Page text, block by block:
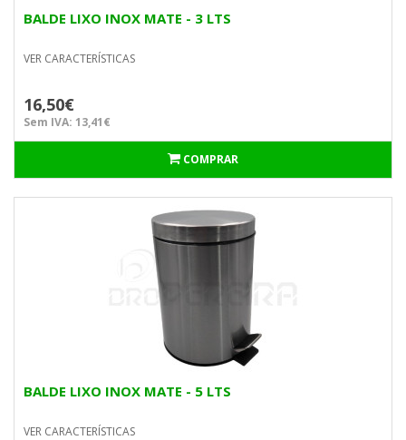
BALDE LIXO INOX MATE - 3 LTS
VER CARACTERÍSTICAS
16,50€
Sem IVA: 13,41€
COMPRAR
BALDE LIXO INOX MATE - 5 LTS
VER CARACTERÍSTICAS